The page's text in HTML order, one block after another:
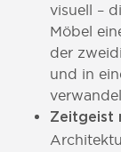
visuell –
Möbel
der
und in
Zeitgeist